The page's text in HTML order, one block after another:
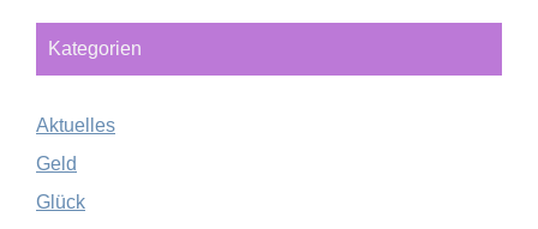
Kategorien
Aktuelles
Geld
Glück